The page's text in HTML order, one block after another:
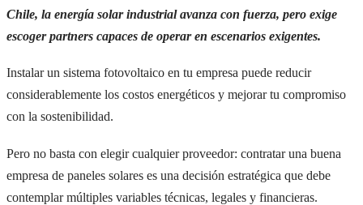
Chile, la energía solar industrial avanza con fuerza, pero exige
escoger partners capaces de operar en escenarios exigentes.
Instalar un sistema fotovoltaico en tu empresa puede reducir
considerablemente los costos energéticos y mejorar tu compromiso
con la sostenibilidad.
Pero no basta con elegir cualquier proveedor: contratar una buena
empresa de paneles solares es una decisión estratégica que debe
contemplar múltiples variables técnicas, legales y financieras.